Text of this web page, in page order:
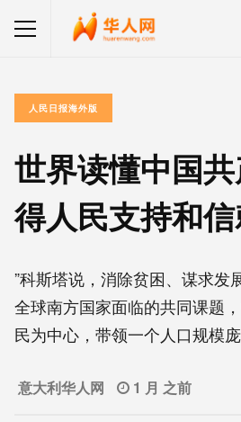
人民日报海外版
世界读懂中国
得人民支持和
”科斯塔说，消除贫困、谋求发
全球南方国家面临的共同课题
民为中心，带领一个人口规模
意大利华人网 1 月 之前